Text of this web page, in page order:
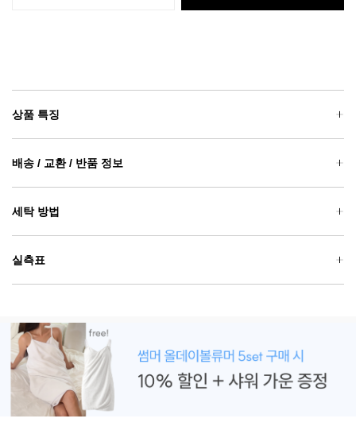
상품 특징
배송 / 교환 / 반품 정보
세탁 방법
실측표